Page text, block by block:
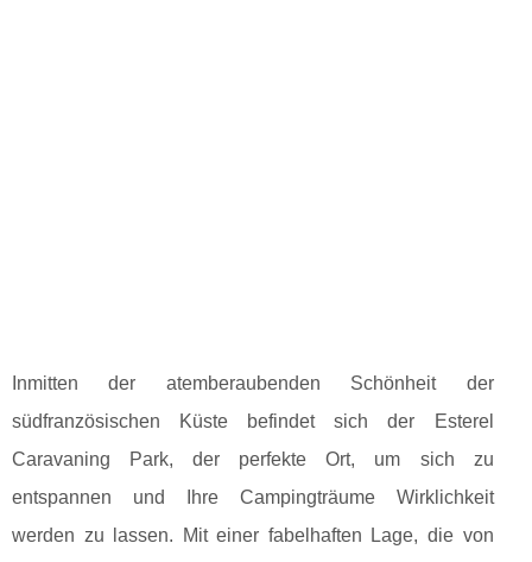
Inmitten der atemberaubenden Schönheit der
südfranzösischen Küste befindet sich der Esterel
Caravaning Park, der perfekte Ort, um sich zu
entspannen und Ihre Campingträume Wirklichkeit
werden zu lassen. Mit einer fabelhaften Lage, die von